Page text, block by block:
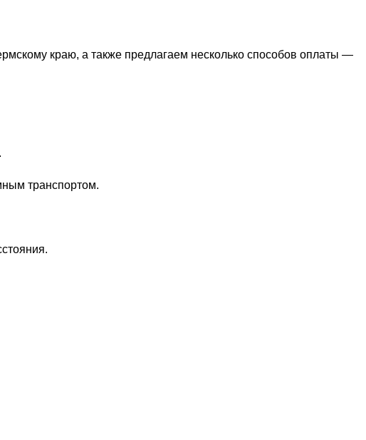
краю, а также предлагаем несколько способов оплаты —
транспортом.